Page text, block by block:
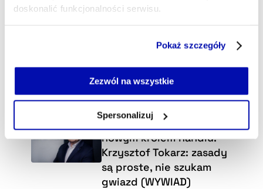
doskonalić funkcjonalności serwisu.
Jeżeli nie wyrażasz zgody na zapisywanie plików cookie,
możesz łatwo zarządzać swoimi uprawnieniami, np. we
własnej przeglądarce internetowej lub po wybraniu opcji
Polityce Prywatności.
Pokaż szczegóły
Zezwól na wszystkie
Spersonalizuj
Wybraliśmy dla Ciebie
Polski przedsiębiorca
nowym królem handlu.
Krzysztof Tokarz: zasady
są proste, nie szukam
gwiazd (WYWIAD)